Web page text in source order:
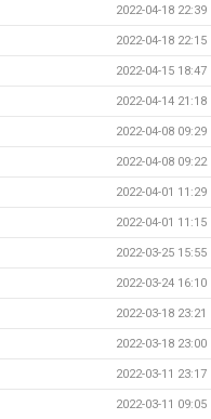
2022-04-18 22:39
2022-04-18 22:15
2022-04-15 18:47
2022-04-14 21:18
2022-04-08 09:29
2022-04-08 09:22
2022-04-01 11:29
2022-04-01 11:15
2022-03-25 15:55
2022-03-24 16:10
2022-03-18 23:21
2022-03-18 23:00
2022-03-11 23:17
2022-03-11 09:05